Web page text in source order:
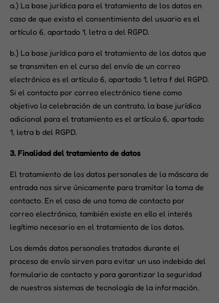
a.) La base jurídica para el tratamiento de los datos en
caso de que exista el consentimiento del usuario es el
artículo 6, apartado 1, letra a del RGPD.
b.) La base jurídica para el tratamiento de los datos que
se transmiten en el curso del envío de un correo
electrónico es el artículo 6, apartado 1, letra f del RGPD.
Si el contacto por correo electrónico tiene como
objetivo la celebración de un contrato, la base jurídica
adicional para el tratamiento es el artículo 6, apartado
1, letra b del RGPD.
3. Finalidad del tratamiento de datos
El tratamiento de los datos personales de la máscara de
entrada nos sirve únicamente para tramitar la toma de
contacto. En el caso de una toma de contacto por
correo electrónico, también existe en ello el interés
legítimo necesario en el tratamiento de los datos.
Los demás datos personales tratados durante el
proceso de envío sirven para evitar un uso indebido del
formulario de contacto y para garantizar la seguridad
de nuestros sistemas de tecnología de la información.